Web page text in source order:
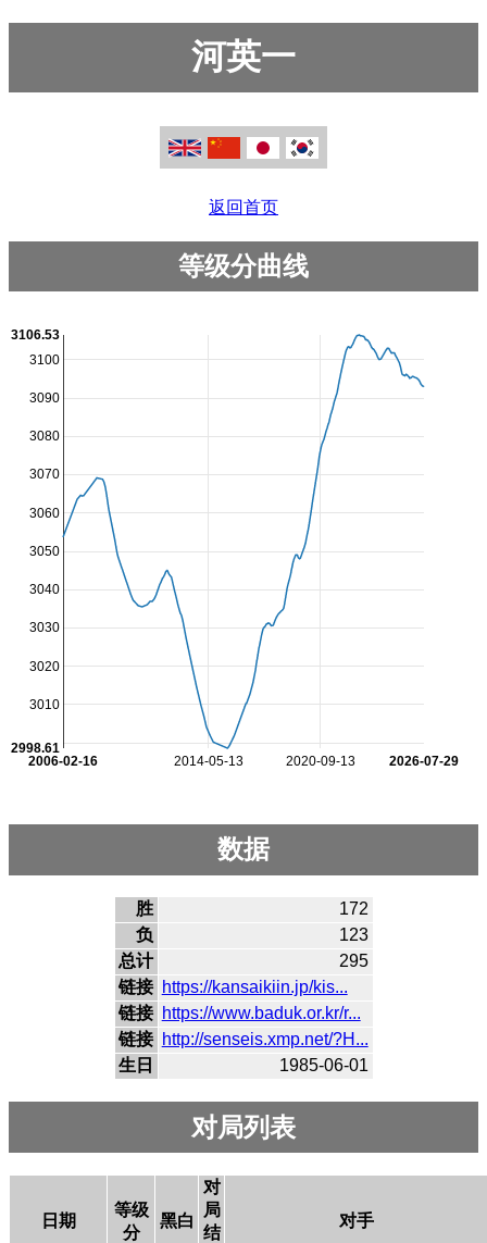
河英一
返回首页
等级分曲线
2014-05-13 2020-09-13
2006-02-16 2026-07-29
3010
3020
3030
3040
3050
3060
3070
3080
3090
3100
2998.61
3106.53
数据
胜
172
负
123
总计
295
链接 https://kansaikiin.jp/kis...
链接 https://www.baduk.or.kr/r...
链接 http://senseis.xmp.net/?H...
生日
1985-06-01
对局列表
日期
等级
分
黑白
对
局
结
对手